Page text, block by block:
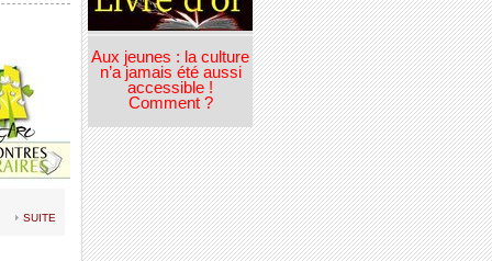
suite
Aux jeunes : la culture
n’a jamais été aussi
accessible !
Comment ?